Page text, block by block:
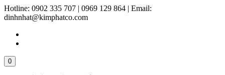
Hotline: 0902 335 707 | 0969 129 864 | Email:
dinhnhat@kimphatco.com
0